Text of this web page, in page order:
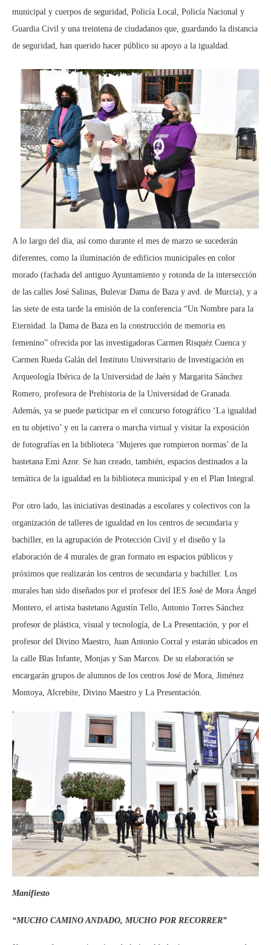
municipal y cuerpos de seguridad, Policía Local, Policía Nacional y
Guardia Civil y una treintena de ciudadanos que, guardando la distancia
de seguridad, han querido hacer público su apoyo a la igualdad.
A lo largo del día, así como durante el mes de marzo se sucederán
diferentes, como la iluminación de edificios municipales en color
morado (fachada del antiguo Ayuntamiento y rotonda de la intersección
de las calles José Salinas, Bulevar Dama de Baza y avd. de Murcia), y a
las siete de esta tarde la emisión de la conferencia “Un Nombre para la
Eternidad. la Dama de Baza en la construcción de memoria en
femenino” ofrecida por las investigadoras Carmen Risquéz Cuenca y
Carmen Rueda Galán del Instituto Universitario de Investigación en
Arqueología Ibérica de la Universidad de Jaén y Margarita Sánchez
Romero, profesora de Prehistoria de la Universidad de Granada.
Además, ya se puede participar en el concurso fotográfico ‘La igualdad
en tu objetivo’ y en la carrera o marcha virtual y visitar la exposición
de fotografías en la biblioteca ‘Mujeres que rompieron normas’ de la
bastetana Emi Azor. Se han creado, también, espacios destinados a la
temática de la igualdad en la biblioteca municipal y en el Plan Integral.
Por otro lado, las iniciativas destinadas a escolares y colectivos con la
organización de talleres de igualdad en los centros de secundaria y
bachiller, en la agrupación de Protección Civil y el diseño y la
elaboración de 4 murales de gran formato en espacios públicos y
próximos que realizarán los centros de secundaria y bachiller. Los
murales han sido diseñados por el profesor del IES José de Mora Ángel
Montero, el artista bastetano Agustín Tello, Antonio Torres Sánchez
profesor de plástica, visual y tecnología, de La Presentación, y por el
profesor del Divino Maestro, Juan Antonio Corral y estarán ubicados en
la calle Blas Infante, Monjas y San Marcos. De su elaboración se
encargarán grupos de alumnos de los centros José de Mora, Jiménez
Montoya, Alcrebite, Divino Maestro y La Presentación.
Manifiesto
“MUCHO CAMINO ANDADO, MUCHO POR RECORRER”